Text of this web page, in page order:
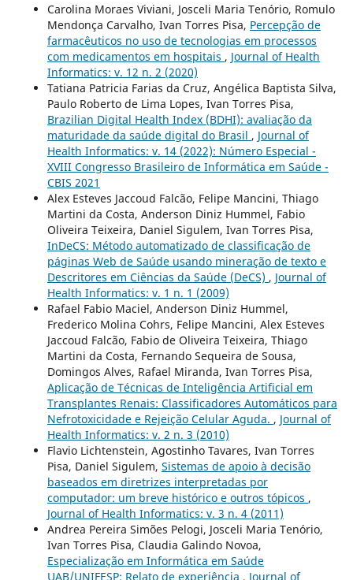
Carolina Moraes Viviani, Josceli Maria Tenório, Romulo
Mendonça Carvalho, Ivan Torres Pisa, Percepção de
farmacêuticos no uso de tecnologias em processos
com medicamentos em hospitais , Journal of Health
Informatics: v. 12 n. 2 (2020)
Tatiana Patricia Farias da Cruz, Angélica Baptista Silva,
Paulo Roberto de Lima Lopes, Ivan Torres Pisa,
Brazilian Digital Health Index (BDHI): avaliação da
maturidade da saúde digital do Brasil , Journal of
Health Informatics: v. 14 (2022): Número Especial -
XVIII Congresso Brasileiro de Informática em Saúde -
CBIS 2021
Alex Esteves Jaccoud Falcão, Felipe Mancini, Thiago
Martini da Costa, Anderson Diniz Hummel, Fabio
Oliveira Teixeira, Daniel Sigulem, Ivan Torres Pisa,
InDeCS: Método automatizado de classificação de
páginas Web de Saúde usando mineração de texto e
Descritores em Ciências da Saúde (DeCS) , Journal of
Health Informatics: v. 1 n. 1 (2009)
Rafael Fabio Maciel, Anderson Diniz Hummel,
Frederico Molina Cohrs, Felipe Mancini, Alex Esteves
Jaccoud Falcão, Fabio de Oliveira Teixeira, Thiago
Martini da Costa, Fernando Sequeira de Sousa,
Domingos Alves, Rafael Miranda, Ivan Torres Pisa,
Aplicação de Técnicas de Inteligência Artificial em
Transplantes Renais: Classificadores Automáticos para
Nefrotoxicidade e Rejeição Celular Aguda. , Journal of
Health Informatics: v. 2 n. 3 (2010)
Flavio Lichtenstein, Agostinho Tavares, Ivan Torres
Pisa, Daniel Sigulem, Sistemas de apoio à decisão
baseados em diretrizes interpretadas por
computador: um breve histórico e outros tópicos ,
Journal of Health Informatics: v. 3 n. 4 (2011)
Andrea Pereira Simões Pelogi, Josceli Maria Tenório,
Ivan Torres Pisa, Claudia Galindo Novoa,
Especialização em Informática em Saúde
UAB/UNIFESP: Relato de experiência , Journal of